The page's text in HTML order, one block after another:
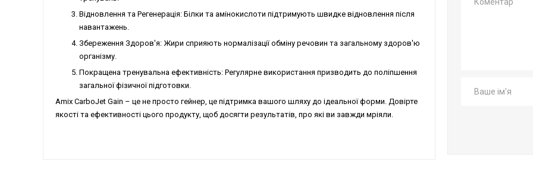
Відновлення та Регенерація: Білки та амінокислоти підтримують швидке відновлення після
навантажень.
Збереження Здоров'я: Жири сприяють нормалізації обміну речовин та загальному здоров'ю
організму.
Покращена тренувальна ефективність: Регулярне використання призводить до поліпшення
загальної фізичної підготовки.
Amix CarboJet Gain – це не просто гейнер, це підтримка вашого шляху до ідеальної форми. Довірте
якості та ефективності цього продукту, щоб досягти результатів, про які ви завжди мріяли.